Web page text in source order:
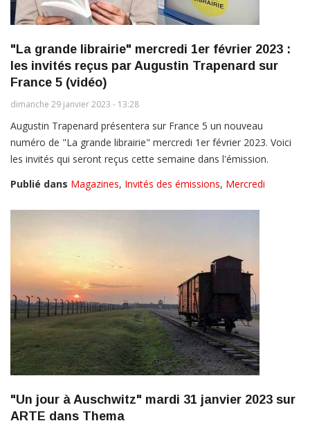
"La grande librairie" mercredi 1er février 2023 :
les invités reçus par Augustin Trapenard sur
France 5 (vidéo)
dimanche 29 janvier 2023 - 13:28
Augustin Trapenard présentera sur France 5 un nouveau
numéro de "La grande librairie" mercredi 1er février 2023. Voici
les invités qui seront reçus cette semaine dans l'émission.
Publié dans Magazines, Invités des émissions, Mercredi
"Un jour à Auschwitz" mardi 31 janvier 2023 sur
ARTE dans Thema